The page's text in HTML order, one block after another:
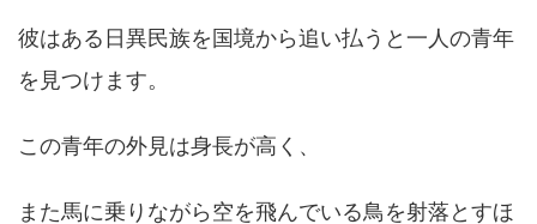
彼はある日異民族を国境から追い払うと一人の青年
を見つけます。
この青年の外見は身長が高く、
また馬に乗りながら空を飛んでいる鳥を射落とすほ